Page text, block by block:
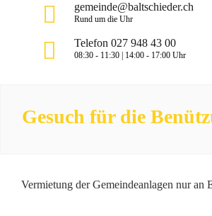
gemeinde@baltschieder.ch
Rund um die Uhr
Telefon 027 948 43 00
08:30 - 11:30 | 14:00 - 17:00 Uhr
Gesuch für die
Vermietung der Gemeindeanlagen nur an